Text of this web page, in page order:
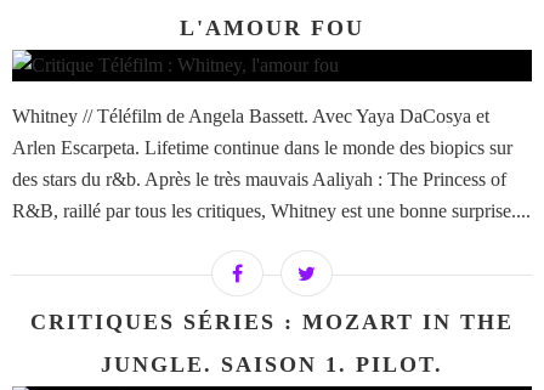
L'AMOUR FOU
Whitney // Téléfilm de Angela Bassett. Avec Yaya DaCosya et
Arlen Escarpeta. Lifetime continue dans le monde des biopics sur
des stars du r&b. Après le très mauvais Aaliyah : The Princess of
R&B, raillé par tous les critiques, Whitney est une bonne surprise....
CRITIQUES SÉRIES : MOZART IN THE
JUNGLE. SAISON 1. PILOT.